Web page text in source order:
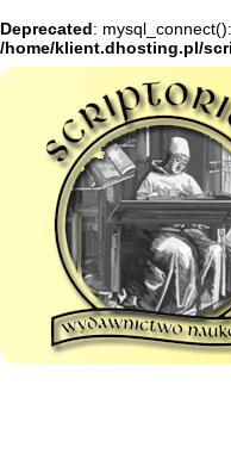
Deprecated:
/home/klient.dhosting.pl/